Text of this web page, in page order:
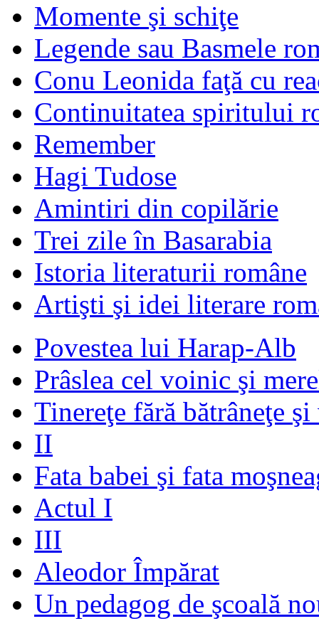
Momente şi schiţe
Legende sau Basmele
Conu Leonida faţă cu
Continuitatea spiritului
Remember
Hagi Tudose
Amintiri din copilărie
Trei zile în Basarabia
Istoria literaturii române
Artişti şi idei literare
Povestea lui Harap-Alb
Prâslea cel voinic şi
Tinereţe fără bătrâneţe
II
Fata babei şi fata
Actul I
III
Aleodor Împărat
Un pedagog de şcoală